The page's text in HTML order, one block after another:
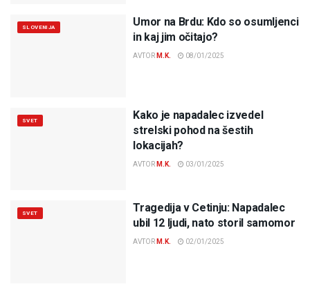
SLOVENIJA
Umor na Brdu: Kdo so osumljenci
in kaj jim očitajo?
AVTOR M.K. 08/01/2025
SVET
Kako je napadalec izvedel
strelski pohod na šestih
lokacijah?
AVTOR M.K. 03/01/2025
SVET
Tragedija v Cetinju: Napadalec
ubil 12 ljudi, nato storil samomor
AVTOR M.K. 02/01/2025